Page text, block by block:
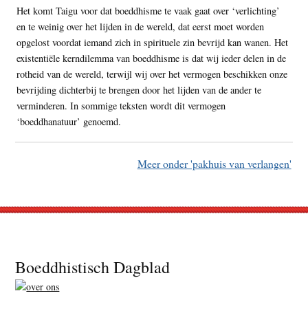
Het komt Taigu voor dat boeddhisme te vaak gaat over ‘verlichting’
en te weinig over het lijden in de wereld, dat eerst moet worden
opgelost voordat iemand zich in spirituele zin bevrijd kan wanen. Het
existentiële kerndilemma van boeddhisme is dat wij ieder delen in de
rotheid van de wereld, terwijl wij over het vermogen beschikken onze
bevrijding dichterbij te brengen door het lijden van de ander te
verminderen. In sommige teksten wordt dit vermogen
‘boeddhanatuur’ genoemd.
Meer onder 'pakhuis van verlangen'
Footer
Boeddhistisch Dagblad